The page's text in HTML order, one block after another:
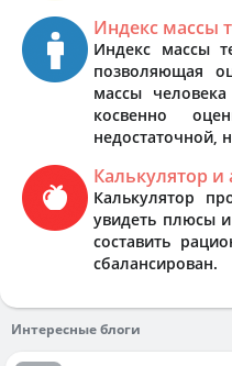
Индекс массы
Индекс массы
позволяющая
массы
косвенно
недостаточной,
Калькулятор и
Калькулятор
увидеть плюсы
составить
сбалансирован.
Интересные блоги